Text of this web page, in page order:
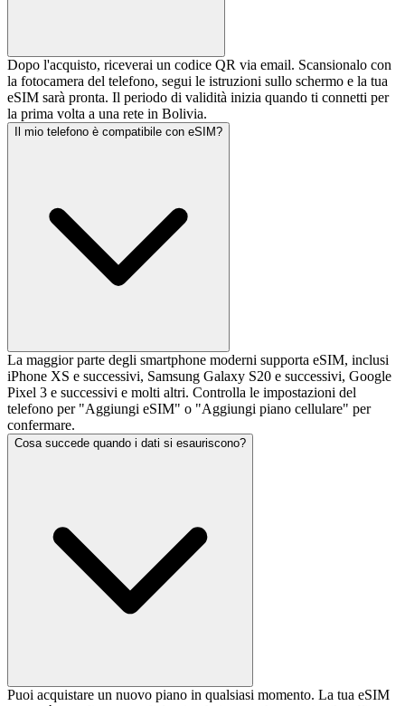
Dopo l'acquisto, riceverai un codice QR via email. Scansionalo con
la fotocamera del telefono, segui le istruzioni sullo schermo e la tua
eSIM sarà pronta. Il periodo di validità inizia quando ti connetti per
la prima volta a una rete in Bolivia.
Il mio telefono è compatibile con eSIM?
La maggior parte degli smartphone moderni supporta eSIM, inclusi
iPhone XS e successivi, Samsung Galaxy S20 e successivi, Google
Pixel 3 e successivi e molti altri. Controlla le impostazioni del
telefono per "Aggiungi eSIM" o "Aggiungi piano cellulare" per
confermare.
Cosa succede quando i dati si esauriscono?
Puoi acquistare un nuovo piano in qualsiasi momento. La tua eSIM